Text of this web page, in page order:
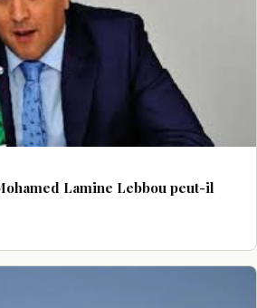
Lamine Lebbou peut-il